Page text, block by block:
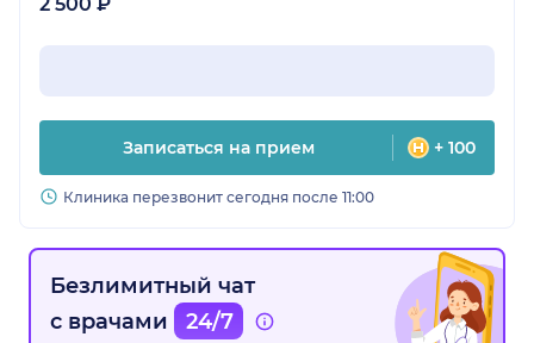
Записаться на прием + 100
Клиника перезвонит сегодня после 11:00
Безлимитный чат
с врачами
24/7